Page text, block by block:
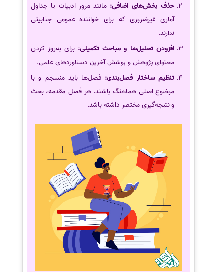
حذف بخش‌های اضافی: مانند مرور ادبیات یا جداول
آماری غیرضروری که برای خواننده عمومی جذابیتی
ندارند.
افزودن تحلیل‌ها و مباحث تکمیلی: برای به‌روز کردن
محتوای پژوهش و پوشش آخرین دستاوردهای علمی.
تنظیم ساختار فصل‌بندی: فصل‌ها باید منسجم و با
موضوع اصلی هماهنگ باشند. هر فصل مقدمه، بحث
و نتیجه‌گیری مختصر داشته باشد.